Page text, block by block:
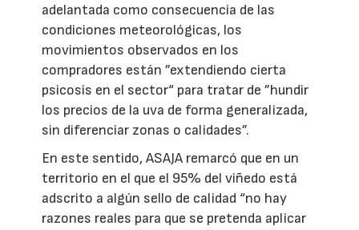
adelantada como consecuencia de las
condiciones meteorológicas, los
movimientos observados en los
compradores están ”extendiendo cierta
psicosis en el sector“ para tratar de ”hundir
los precios de la uva de forma generalizada,
sin diferenciar zonas o calidades”.
En este sentido, ASAJA remarcó que en un
territorio en el que el 95% del viñedo está
adscrito a algún sello de calidad “no hay
razones reales para que se pretenda aplicar